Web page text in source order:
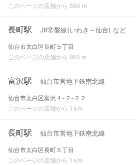
このページの店舗から 560 m
長町駅 JR常磐線(いわき～仙台) など
仙台市太白区長町５丁目
このページの店舗から 955 m
富沢駅 仙台市営地下鉄南北線
仙台市太白区富沢４-２-２２
このページの店舗から 1 km
長町駅 仙台市営地下鉄南北線
仙台市太白区長町５丁目
このページの店舗から 1 km